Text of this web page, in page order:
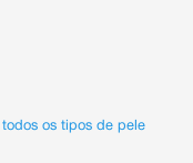
estearato de
goma xantana,
todos os tipos de pele